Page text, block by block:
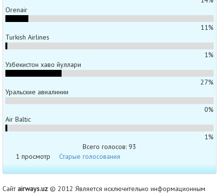
Orenair
11%
Turkish Airlines
1%
Узбекистон хаво йуллари
27%
Уральские авиалинии
0%
Air Baltic
1%
Всего голосов: 93
1 просмотр
Старые голосования
Сайтairways.uz © 2012 Является исключительно информационным